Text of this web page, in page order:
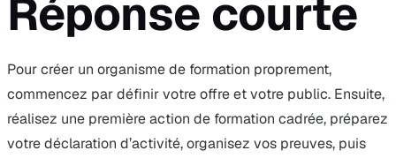
Réponse courte
Pour créer un organisme de formation proprement,
commencez par définir votre offre et votre public. Ensuite,
réalisez une première action de formation cadrée, préparez
votre déclaration d’activité, organisez vos preuves, puis